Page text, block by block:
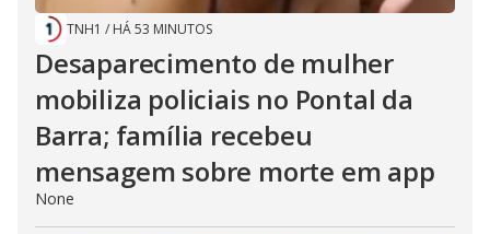
TNH1 / HÁ 53 MINUTOS
Desaparecimento de mulher
mobiliza policiais no Pontal da
Barra; família recebeu
mensagem sobre morte em app
None